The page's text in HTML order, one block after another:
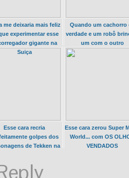
me deixaria mais feliz
experimentar esse
gigante na
Suiça
Quando um cachorro
verdade e um robô
um com o outro
Esse cara recria
golpes dos
de Tekken na
Esse cara zerou Super
World... com OS
VENDADOS